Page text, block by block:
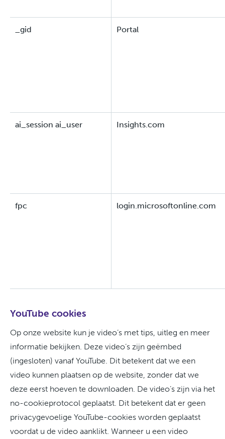
_gid Portal
ai_session ai_user Insights.com
fpc login.microsoftonline.com
YouTube cookies
Op onze website kun je video’s met tips, uitleg en meer
informatie bekijken. Deze video’s zijn geëmbed
(ingesloten) vanaf YouTube. Dit betekent dat we een
video kunnen plaatsen op de website, zonder dat we
deze eerst hoeven te downloaden. De video’s zijn via het
no-cookieprotocol geplaatst. Dit betekent dat er geen
privacygevoelige YouTube-cookies worden geplaatst
voordat u de video aanklikt. Wanneer u een video